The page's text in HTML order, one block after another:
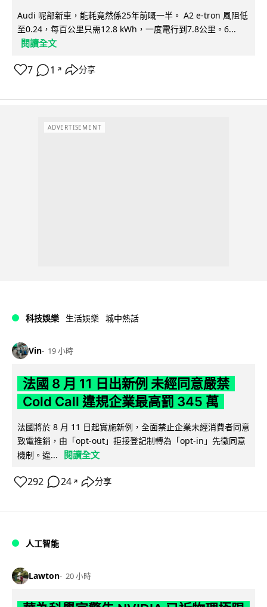
Audi 呢部新車，能耗竟然係25年前嘅一半。 A2 e-tron 風阻低
至0.24，每百公里只需12.8 kWh，一度電行到7.8公里。6...
閱讀全文
7 1 ↗ 分享
ADVERTISEMENT
科技娛樂 生活娛樂 城中熱話
Vin 19 小時
法國 8 月 11 日出新例 未經同意嚴禁
Cold Call 違規企業最高罰 345 萬
法國將於 8 月 11 日起實施新例，全面禁止企業未經消費者同意
致電推銷，由「opt-out」拒接登記制轉為「opt-in」先徵同意
機制。違...
閱讀全文
292 24 ↗ 分享
人工智能
Lawton 20 小時